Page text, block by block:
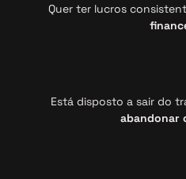
Quer ter lucros
Está disposto a sair do
abandonar